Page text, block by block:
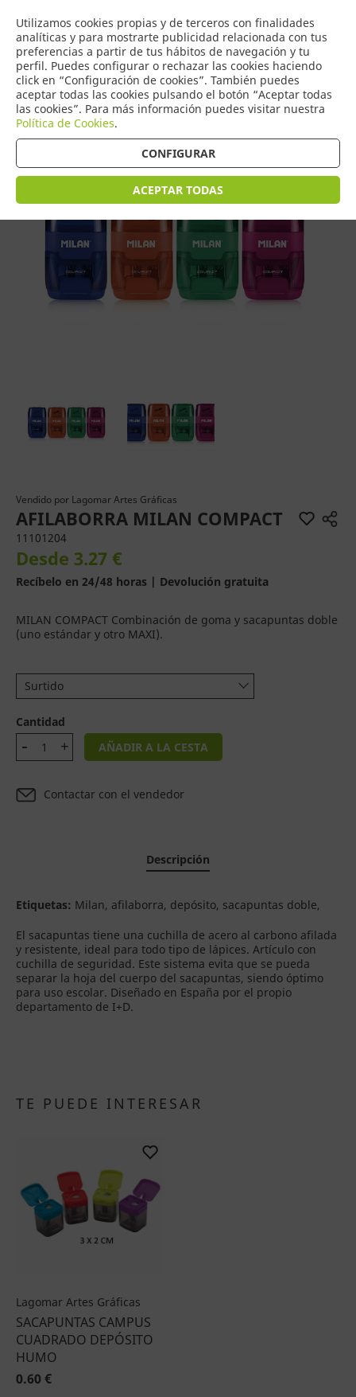
Utilizamos cookies propias y de terceros con finalidades
analíticas y para mostrarte publicidad relacionada con tus
preferencias a partir de tus hábitos de navegación y tu
perfil. Puedes configurar o rechazar las cookies haciendo
click en “Configuración de cookies”. También puedes
aceptar todas las cookies pulsando el botón “Aceptar todas
las cookies”. Para más información puedes visitar nuestra
Política de Cookies.
CONFIGURAR
ACEPTAR TODAS
0
COMERCIO
DE TORRIJOS
Tienda > Escritura > Sacapuntas
Vendido por Lagomar Artes Gráficas
AFILABORRA MILAN COMPACT
11101204
Desde 3.27 €
Recíbelo en 24/48 horas | Devolución gratuita
MILAN COMPACT Combinación de goma y sacapuntas doble
(uno estándar y otro MAXI).
Surtido
Cantidad
AÑADIR A LA CESTA
Contactar con el vendedor
Descripción
Etiquetas: Milan, afilaborra, depósito, sacapuntas doble,
El sacapuntas tiene una cuchilla de acero al carbono afilada
y resistente, ideal para todo tipo de lápices. Artículo con
cuchilla de seguridad. Este sistema evita que se pueda
separar la hoja del cuerpo del sacapuntas, siendo óptimo
para uso escolar. Diseñado en España por el propio
departamento de I+D.
TE PUEDE INTERESAR
Lagomar Artes Gráficas
SACAPUNTAS CAMPUS
CUADRADO DEPÓSITO
HUMO
0.60 €